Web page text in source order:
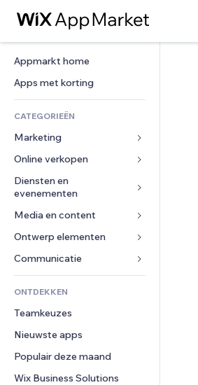
Appmarkt home
Apps met korting
CATEGORIEËN
Marketing
Advertenties
Mobiel
Analytics
Social media
SEO
Betrokkenheid
Websitevermeldingen
E-mail
Conversie
Online verkopen
Apps voor webshops
Verzending en levering
Verkoopknoppen
Online cursussen
Print on demand
Boekhouding
Coupons en loyaliteit
Opslagoplossingen
Dropshipping
Prijzen en abonnementen
Crowdfunding
Diensten en
evenementen
Hotels
Evenementen
Restaurants
Vastgoed
Boekingen
Media en content
Galerij
Muziek
Podcasts
Fotografie
Video
PDF
Bestanden delen
Nieuws
Ontwerp elementen
Kaarten en navigatie
Privacy en beveiliging
Ontime
Pagina templates
Afbeeldingseffecten
Knoppen en menu's
Banners en badges
Formulieren
Enquêtes
Chat
Opmerkingen
Telefoonnummer
ONTDEKKEN
Teamkeuzes
Nieuwste apps
Populair deze maand
Wix Business Solutions